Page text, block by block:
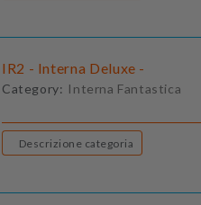
IR2 - Interna Deluxe -
Category: Interna Fantastica
Descrizione categoria